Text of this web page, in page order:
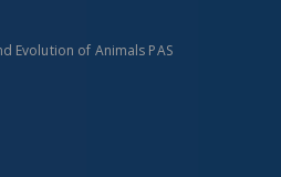
Evolution of Animals PAS